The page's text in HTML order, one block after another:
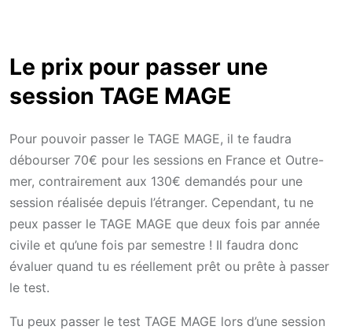
Le prix pour passer une
session TAGE MAGE
Pour pouvoir passer le TAGE MAGE, il te faudra
débourser 70€ pour les sessions en France et Outre-
mer, contrairement aux 130€ demandés pour une
session réalisée depuis l’étranger. Cependant, tu ne
peux passer le TAGE MAGE que deux fois par année
civile et qu’une fois par semestre ! Il faudra donc
évaluer quand tu es réellement prêt ou prête à passer
le test.
Tu peux passer le test TAGE MAGE lors d’une session